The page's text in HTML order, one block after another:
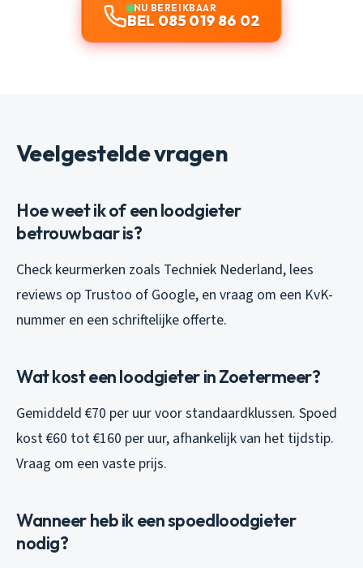
NU BEREIKBAAR
BEL 085 019 86 02
Veelgestelde vragen
Hoe weet ik of een loodgieter
betrouwbaar is?
Check keurmerken zoals Techniek Nederland, lees
reviews op Trustoo of Google, en vraag om een KvK-
nummer en een schriftelijke offerte.
Wat kost een loodgieter in Zoetermeer?
Gemiddeld €70 per uur voor standaardklussen. Spoed
kost €60 tot €160 per uur, afhankelijk van het tijdstip.
Vraag om een vaste prijs.
Wanneer heb ik een spoedloodgieter
nodig?